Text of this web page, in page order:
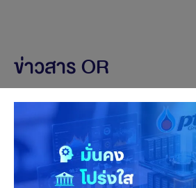
ข่าวสาร OR
ข่าวสาร โ